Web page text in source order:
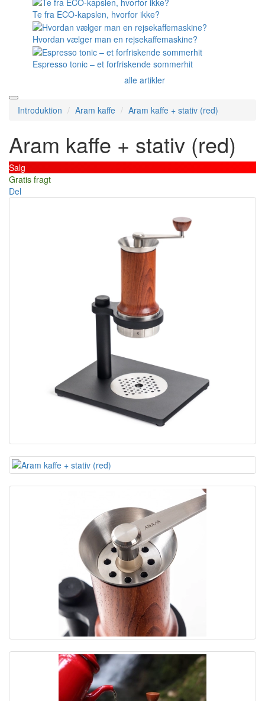
Te fra ECO-kapslen, hvorfor ikke?
Hvordan vælger man en rejsekaffemaskine?
Espresso tonic – et forfriskende sommerhit
alle artikler
Introduktion Aram kaffe Aram kaffe + stativ (red)
Aram kaffe + stativ (red)
Salg
Gratis fragt
Del